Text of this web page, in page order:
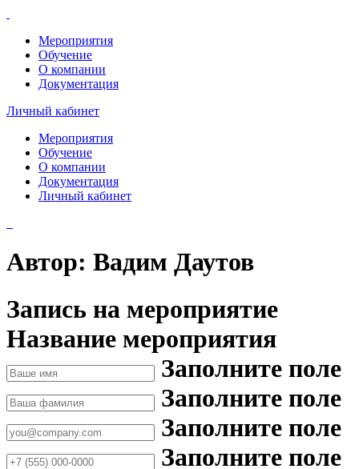
Мероприятия
Обучение
О компании
Документация
Личный кабинет
Мероприятия
Обучение
О компании
Документация
Личный кабинет
Автор: Вадим Даутов
Запись на мероприятие
Название мероприятия
Заполните поле
Заполните поле
Заполните поле
Заполните поле